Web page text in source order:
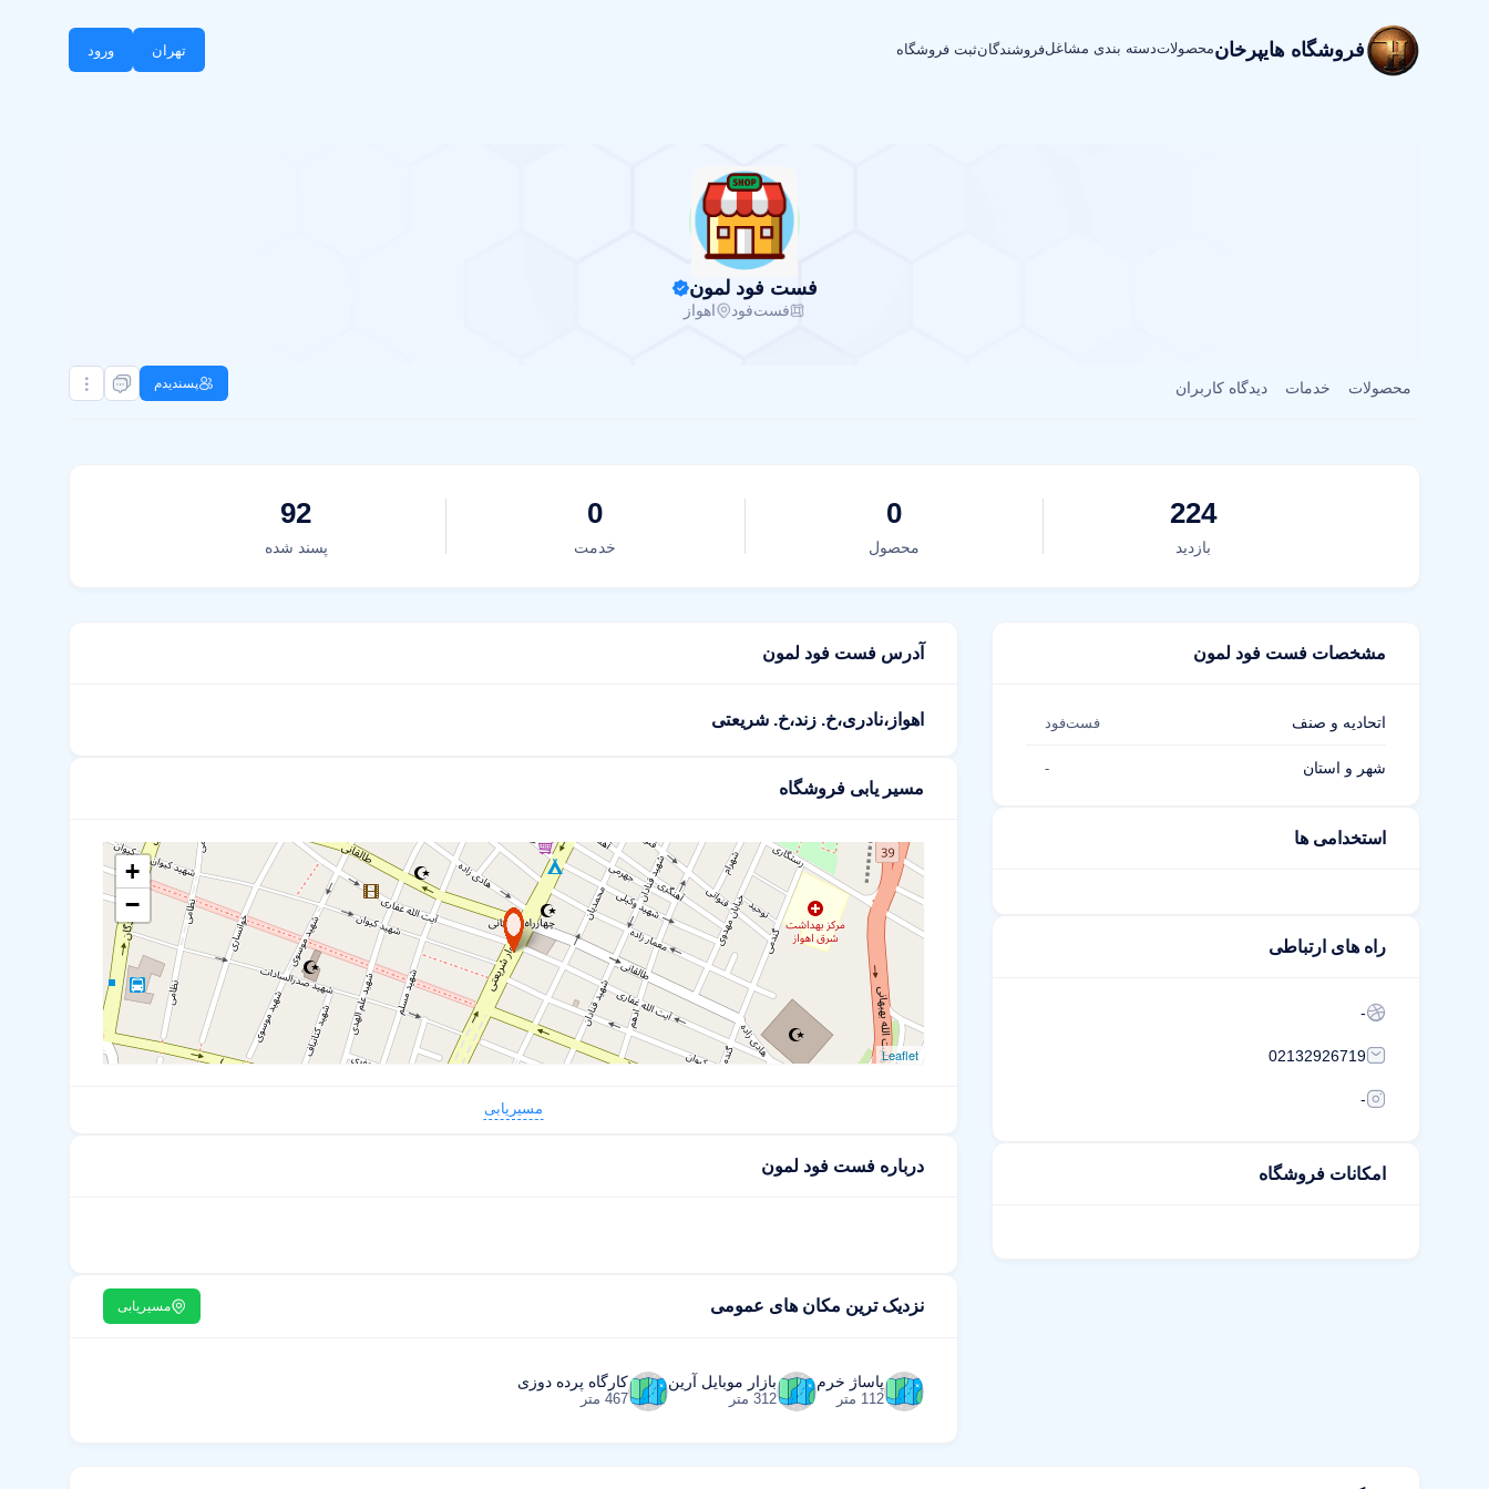
فروشگاه هایپرخانمحصولاتدسته بندی مشاغلفروشندگانثبت فروشگاه تهران ورود
فست فود لمون
فست‌فود اهواز
محصولات خدمات دیدگاه کاربران پسندیدم
224
بازدید
0
محصول
0
خدمت
92
پسند شده
مشخصات فست فود لمون
اتحادیه و صنف فست‌فود
شهر و استان -
استخدامی ها
راه های ارتباطی
-
02132926719
-
امکانات فروشگاه
آدرس فست فود لمون
اهواز،نادری،خ. زند،خ. شریعتی
مسیر یابی فروشگاه
+
−
Leaflet
مسیریابی
درباره فست فود لمون
نزدیک ترین مکان های عمومی مسیریابی
پاساژ خرم
112 متر
بازار موبایل آرین
312 متر
کارگاه پرده دوزی
467 متر